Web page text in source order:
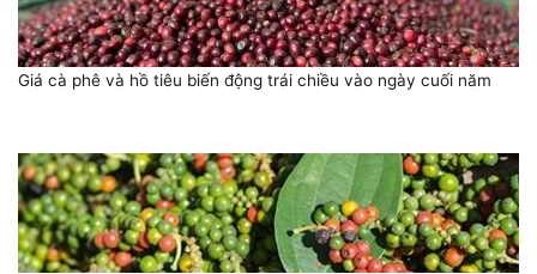
Giá cà phê và hồ tiêu biến động trái chiều vào ngày cuối năm